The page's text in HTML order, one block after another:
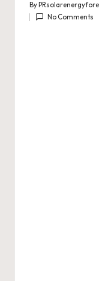
Posted
by
By
No Comments